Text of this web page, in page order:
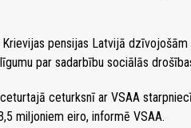
pensijas Latvijā
par sadarbību sociālās
ceturksnī ar VSAA
miljoniem eiro, informē VSAA.